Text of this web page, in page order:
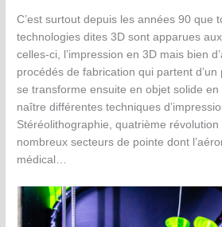
C’est surtout depuis les années 90 que
technologies dites 3D sont apparues
celles-ci, l’impression en 3D mais bien
procédés de fabrication qui partent
se transforme ensuite en objet solide
naître différentes techniques
Stéréolithographie, quatrième
nombreux secteurs de pointe dont
médical…